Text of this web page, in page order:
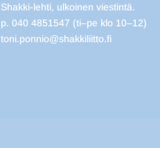
Shakki-lehti, ulkoinen viestintä.
p. 040 4851547 (ti–pe klo 10–12)
toni.ponnio@shakkiliitto.fi